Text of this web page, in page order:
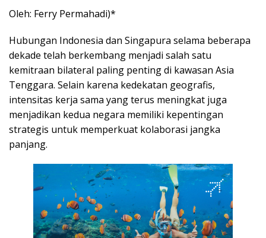
Oleh: Ferry Permahadi)*
Hubungan Indonesia dan Singapura selama beberapa
dekade telah berkembang menjadi salah satu
kemitraan bilateral paling penting di kawasan Asia
Tenggara. Selain karena kedekatan geografis,
intensitas kerja sama yang terus meningkat juga
menjadikan kedua negara memiliki kepentingan
strategis untuk memperkuat kolaborasi jangka
panjang.